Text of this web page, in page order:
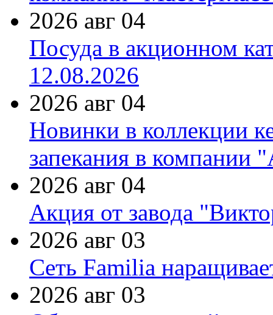
2026 авг 04
Посуда в акционном
12.08.2026
2026 авг 04
Новинки в коллекции
запекания в компании
2026 авг 04
Акция от завода
2026 авг 03
Сеть Familia
2026 авг 03